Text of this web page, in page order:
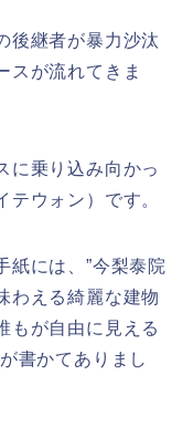
後継者が暴力沙汰
スが流れてきま
に乗り込み向かっ
ウォン）です。
紙には、”今梨泰院
わえる綺麗な建物
もが自由に見える
書かてありまし